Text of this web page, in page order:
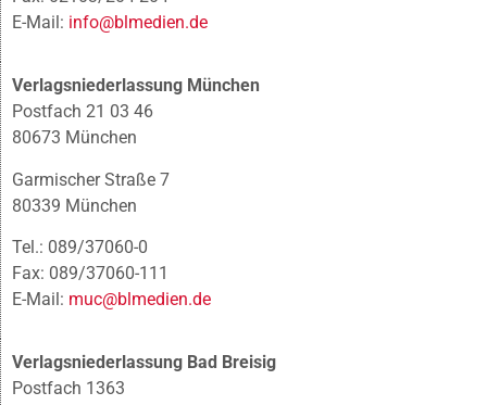
E-Mail: info@blmedien.de
Verlagsniederlassung München
Postfach 21 03 46
80673 München
Garmischer Straße 7
80339 München
Tel.: 089/37060-0
Fax: 089/37060-111
E-Mail: muc@blmedien.de
Verlagsniederlassung Bad Breisig
Postfach 1363